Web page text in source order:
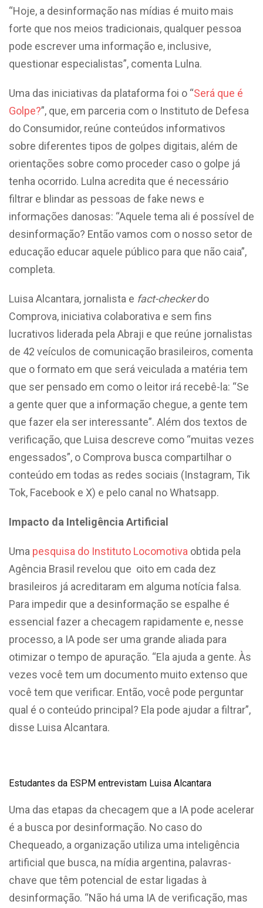
“Hoje, a desinformação nas mídias é muito mais
forte que nos meios tradicionais, qualquer pessoa
pode escrever uma informação e, inclusive,
questionar especialistas”, comenta Lulna.
Uma das iniciativas da plataforma foi o “Será que é
Golpe?”, que, em parceria com o Instituto de Defesa
do Consumidor, reúne conteúdos informativos
sobre diferentes tipos de golpes digitais, além de
orientações sobre como proceder caso o golpe já
tenha ocorrido. Lulna acredita que é necessário
filtrar e blindar as pessoas de fake news e
informações danosas: “Aquele tema ali é possível de
desinformação? Então vamos com o nosso setor de
educação educar aquele público para que não caia”,
completa.
Luisa Alcantara, jornalista e fact-checkerdo
Comprova, iniciativa colaborativa e sem fins
lucrativos liderada pela Abraji e que reúne jornalistas
de 42 veículos de comunicação brasileiros, comenta
que o formato em que será veiculada a matéria tem
que ser pensado em como o leitor irá recebê-la: “Se
a gente quer que a informação chegue, a gente tem
que fazer ela ser interessante”. Além dos textos de
verificação, que Luisa descreve como “muitas vezes
engessados”, o Comprova busca compartilhar o
conteúdo em todas as redes sociais (Instagram, Tik
Tok, Facebook e X) e pelo canal no Whatsapp.
Impacto da Inteligência Artificial
Uma pesquisa do Instituto Locomotiva obtida pela
Agência Brasil revelou que oito em cada dez
brasileiros já acreditaram em alguma notícia falsa.
Para impedir que a desinformação se espalhe é
essencial fazer a checagem rapidamente e, nesse
processo, a IA pode ser uma grande aliada para
otimizar o tempo de apuração. “Ela ajuda a gente. Às
vezes você tem um documento muito extenso que
você tem que verificar. Então, você pode perguntar
qual é o conteúdo principal? Ela pode ajudar a filtrar”,
disse Luisa Alcantara.
Estudantes da ESPM entrevistam Luisa Alcantara
Uma das etapas da checagem que a IA pode acelerar
é a busca por desinformação. No caso do
Chequeado, a organização utiliza uma inteligência
artificial que busca, na mídia argentina, palavras-
chave que têm potencial de estar ligadas à
desinformação. “Não há uma IA de verificação, mas